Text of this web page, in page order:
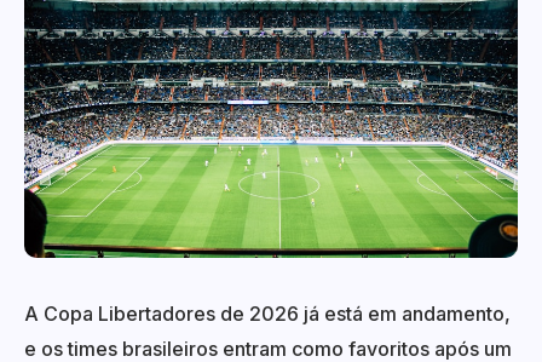
A Copa Libertadores de 2026 já está em andamento,
e os times brasileiros entram como favoritos após um